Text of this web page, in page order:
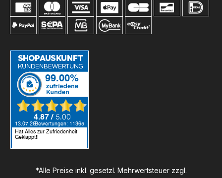
*Alle Preise inkl. gesetzl. Mehrwertsteuer zzgl.